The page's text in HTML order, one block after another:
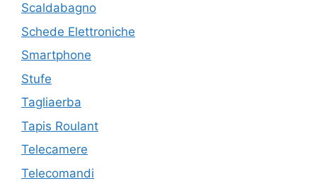
Scaldabagno
Schede Elettroniche
Smartphone
Stufe
Tagliaerba
Tapis Roulant
Telecamere
Telecomandi